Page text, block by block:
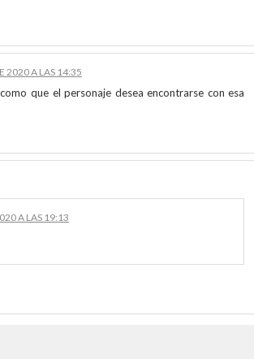
2020 A LAS 14:35
que el personaje desea encontrarse con esa
A LAS 19:13